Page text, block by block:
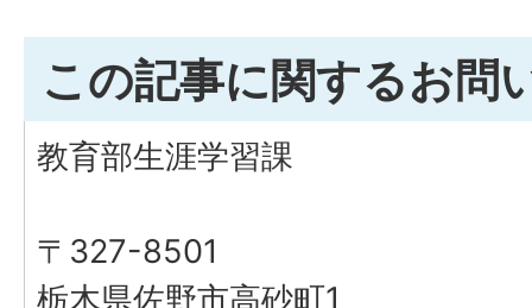
この記事に関するお問
教育部生涯学習課
〒327-8501
栃木県佐野市高砂町1